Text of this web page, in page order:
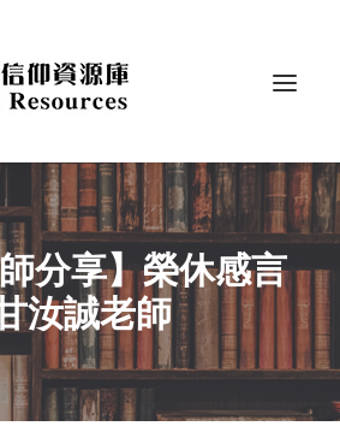
師分享】榮休感言
汝誠老師